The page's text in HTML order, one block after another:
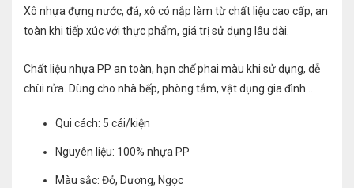
Xô nhựa đựng nước, đá, xô có nắp làm từ chất liệu cao cấp, an
toàn khi tiếp xúc với thực phẩm, giá trị sử dụng lâu dài.
Chất liệu nhựa PP an toàn, hạn chế phai màu khi sử dụng, dễ
chùi rửa. Dùng cho nhà bếp, phòng tắm, vật dụng gia đình…
Qui cách: 5 cái/kiện
Nguyên liệu: 100% nhựa PP
Màu sắc: Đỏ, Dương, Ngọc